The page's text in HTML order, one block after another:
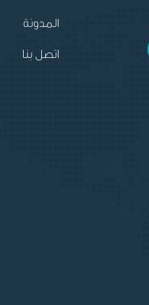
المدونة
اتصل بنا